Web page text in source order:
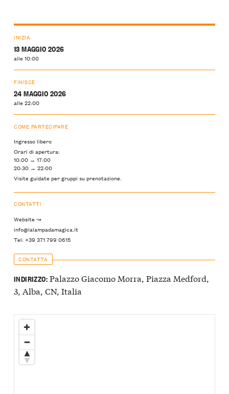
INIZIA
13 MAGGIO 2026
alle 10:00
FINISCE
24 MAGGIO 2026
alle 22:00
COME PARTECIPARE
Ingresso libero
Orari di apertura:
10:00 → 17:00
20:30 → 22:00
Visite guidate per gruppi su prenotazione.
CONTATTI
Website ↝
info@lalampadamagica.it
Tel: +39 371 799 0615
CONTATTA
INDIRIZZO:Palazzo Giacomo Morra, Piazza Medford,
3, Alba, CN, Italia